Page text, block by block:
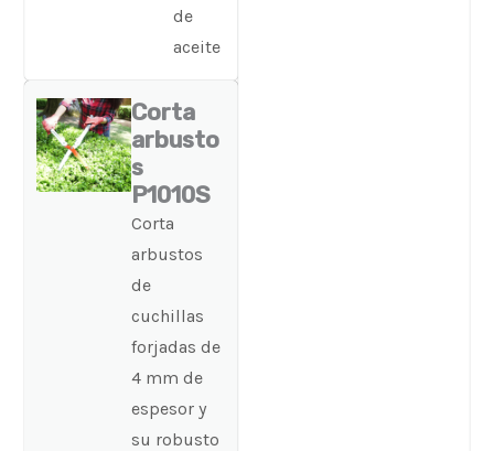
de
aceite
Corta
arbusto
s
P1010S
Corta
arbustos
de
cuchillas
forjadas de
4 mm de
espesor y
su robusto